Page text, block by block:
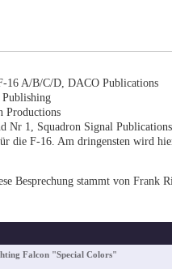
16 A/B/C/D, DACO Publications
Productions
Nr 1, Squadron Signal Publications
die F-16. Am dringensten wird
Besprechung stammt von Frank
Falcon "Special Colors"